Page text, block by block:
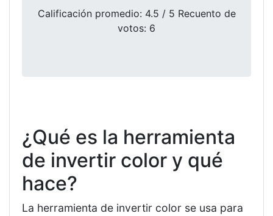
Calificación promedio: 4.5 / 5 Recuento de
votos: 6
¿Qué es la herramienta
de invertir color y qué
hace?
La herramienta de invertir color se usa para